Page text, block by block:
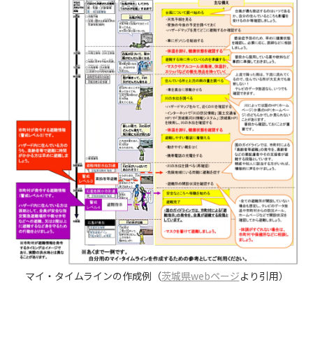
マイ・タイムラインの作成例（茨城県webページより引用）